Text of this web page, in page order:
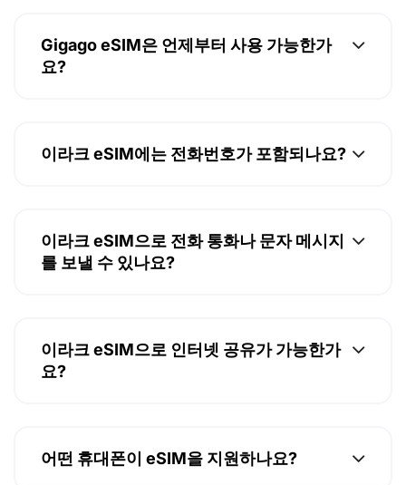
Gigago eSIM은 언제부터 사용 가능한가
요?
이라크 eSIM에는 전화번호가 포함되나요?
이라크 eSIM으로 전화 통화나 문자 메시지
를 보낼 수 있나요?
이라크 eSIM으로 인터넷 공유가 가능한가
요?
어떤 휴대폰이 eSIM을 지원하나요?